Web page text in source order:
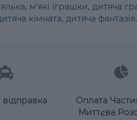
, м'які іграшки, дитяча
кімната, дитяча фантазія.
Оплата
Миттєва